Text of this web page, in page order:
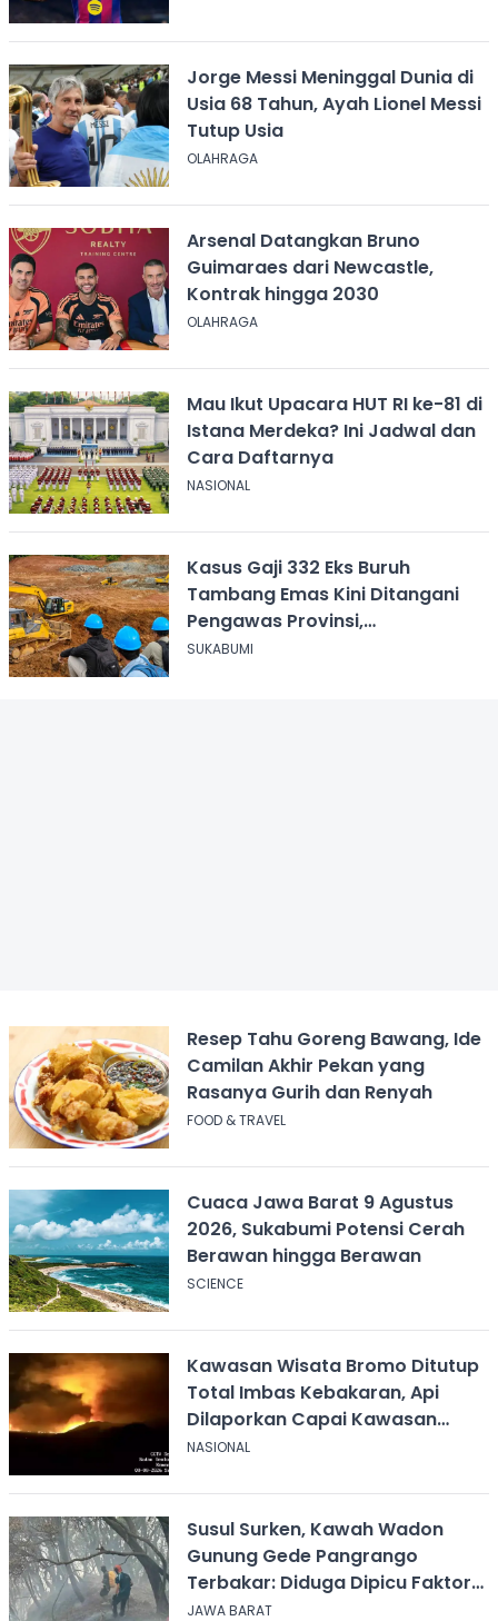
Jorge Messi Meninggal Dunia di
Usia 68 Tahun, Ayah Lionel Messi
Tutup Usia
OLAHRAGA
Arsenal Datangkan Bruno
Guimaraes dari Newcastle,
Kontrak hingga 2030
OLAHRAGA
Mau Ikut Upacara HUT RI ke-81 di
Istana Merdeka? Ini Jadwal dan
Cara Daftarnya
NASIONAL
Kasus Gaji 332 Eks Buruh
Tambang Emas Kini Ditangani
Pengawas Provinsi,
Disnakertrans Sukabumi Terus
SUKABUMI
Resep Tahu Goreng Bawang, Ide
Camilan Akhir Pekan yang
Rasanya Gurih dan Renyah
FOOD & TRAVEL
Cuaca Jawa Barat 9 Agustus
2026, Sukabumi Potensi Cerah
Berawan hingga Berawan
SCIENCE
Kawasan Wisata Bromo Ditutup
Total Imbas Kebakaran, Api
Dilaporkan Capai Kawasan
Sabana
NASIONAL
Susul Surken, Kawah Wadon
Gunung Gede Pangrango
Terbakar: Diduga Dipicu Faktor
Alam
JAWA BARAT